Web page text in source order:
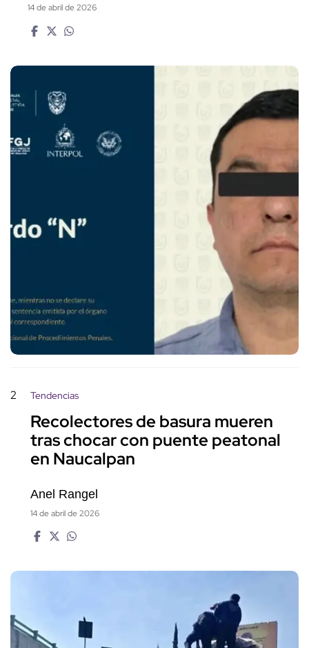
14 de abril de 2026
2 Tendencias
Recolectores de basura mueren
tras chocar con puente peatonal
en Naucalpan
Anel Rangel
14 de abril de 2026